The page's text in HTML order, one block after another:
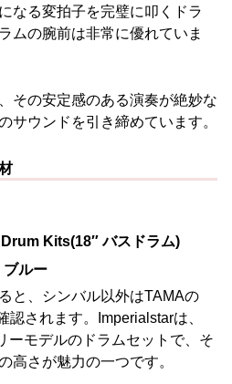
なる変拍子を完璧に叩くドラ
ムの腕前は非常に優れていま
その安定感のある演奏が絶妙な
サウンドを引き締めています。
Kits(18″ バスドラム)
ブルー
と、シンバル以外はTAMAの
認されます。Imperialstarは、
ーモデルのドラムセットで、そ
高さが魅力の一つです。